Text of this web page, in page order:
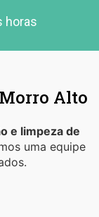
horas
Alto
e limpeza de
uma equipe